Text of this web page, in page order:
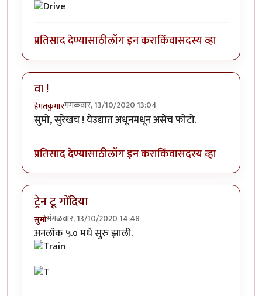
प्रतिसाद देण्यासाठीलॉग इन कराकिंवासदस्य व्हा
वा !
हेमंतकुमारमंगळवार, 13/10/2020 13:04
सुमो, सुरेखच ! येउद्यात अधूनमधून असेच फोटो.
प्रतिसाद देण्यासाठीलॉग इन कराकिंवासदस्य व्हा
ट्रेन टू गोंदिया
सुमोमंगळवार, 13/10/2020 14:48
अनलॉक ५.० मधे सुरु झाली.